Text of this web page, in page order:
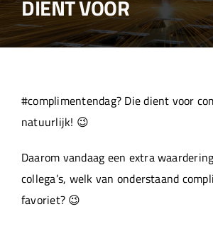
Over ons
Projecten
DIENT VOOR
#complimentendag? Die dient voor
natuurlijk! 😉
Daarom vandaag een extra
collega’s, welk van onderstaand
favoriet? 😉